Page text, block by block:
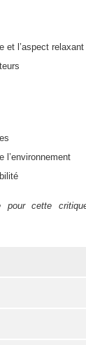
et l’aspect
l’environnement
pour cette